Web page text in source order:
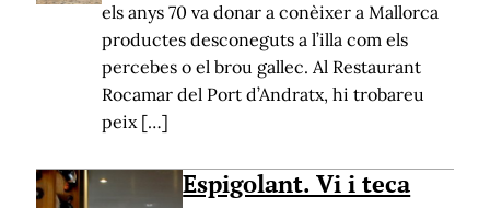
els anys 70 va donar a conèixer a Mallorca
productes desconeguts a l’illa com els
percebes o el brou gallec. Al Restaurant
Rocamar del Port d’Andratx, hi trobareu
peix […]
Espigolant. Vi i teca